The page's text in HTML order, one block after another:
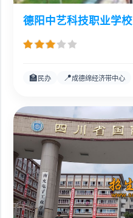
德阳中艺科技职业学校
🏫 民办 📍成德绵经济带中心